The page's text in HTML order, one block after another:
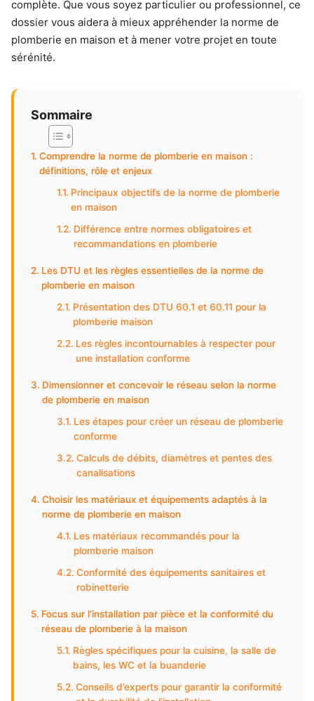
complète. Que vous soyez particulier ou professionnel, ce
dossier vous aidera à mieux appréhender la norme de
plomberie en maison et à mener votre projet en toute
sérénité.
Sommaire
Comprendre la norme de plomberie en maison :
définitions, rôle et enjeux
Principaux objectifs de la norme de plomberie
en maison
Différence entre normes obligatoires et
recommandations en plomberie
Les DTU et les règles essentielles de la norme de
plomberie en maison
Présentation des DTU 60.1 et 60.11 pour la
plomberie maison
Les règles incontournables à respecter pour
une installation conforme
Dimensionner et concevoir le réseau selon la norme
de plomberie en maison
Les étapes pour créer un réseau de plomberie
conforme
Calculs de débits, diamètres et pentes des
canalisations
Choisir les matériaux et équipements adaptés à la
norme de plomberie en maison
Les matériaux recommandés pour la
plomberie maison
Conformité des équipements sanitaires et
robinetterie
Focus sur l’installation par pièce et la conformité du
réseau de plomberie à la maison
Règles spécifiques pour la cuisine, la salle de
bains, les WC et la buanderie
Conseils d’experts pour garantir la conformité